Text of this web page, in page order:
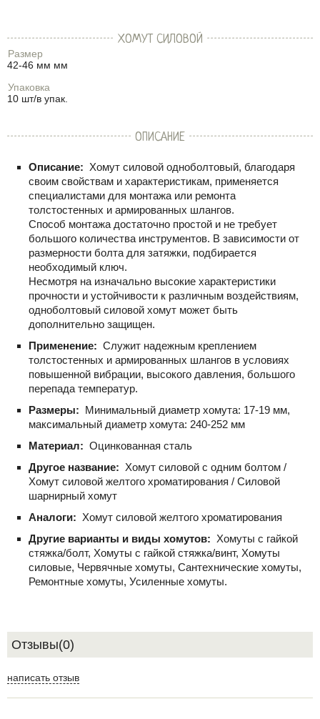
ХОМУТ СИЛОВОЙ
Размер
42-46 мм мм
Упаковка
10 шт/в упак.
ОПИСАНИЕ
Описание: Хомут силовой одноболтовый, благодаря
своим свойствам и характеристикам, применяется
специалистами для монтажа или ремонта
толстостенных и армированных шлангов.
Способ монтажа достаточно простой и не требует
большого количества инструментов. В зависимости от
размерности болта для затяжки, подбирается
необходимый ключ.
Несмотря на изначально высокие характеристики
прочности и устойчивости к различным воздействиям,
одноболтовый силовой хомут может быть
дополнительно защищен.
Применение: Служит надежным креплением
толстостенных и армированных шлангов в условиях
повышенной вибрации, высокого давления, большого
перепада температур.
Размеры: Минимальный диаметр хомута: 17-19 мм,
максимальный диаметр хомута: 240-252 мм
Материал: Оцинкованная сталь
Другое название: Хомут силовой с одним болтом /
Хомут силовой желтого хроматирования / Силовой
шарнирный хомут
Аналоги: Хомут силовой желтого хроматирования
Другие варианты и виды хомутов: Хомуты с гайкой
стяжка/болт, Хомуты с гайкой стяжка/винт, Хомуты
силовые, Червячные хомуты, Сантехнические хомуты,
Ремонтные хомуты, Усиленные хомуты.
Отзывы(0)
написать отзыв